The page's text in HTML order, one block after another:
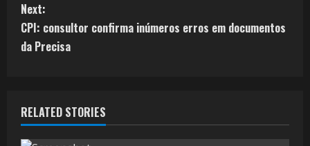
Next:
CPI: consultor confirma inúmeros erros em documentos
da Precisa
RELATED STORIES